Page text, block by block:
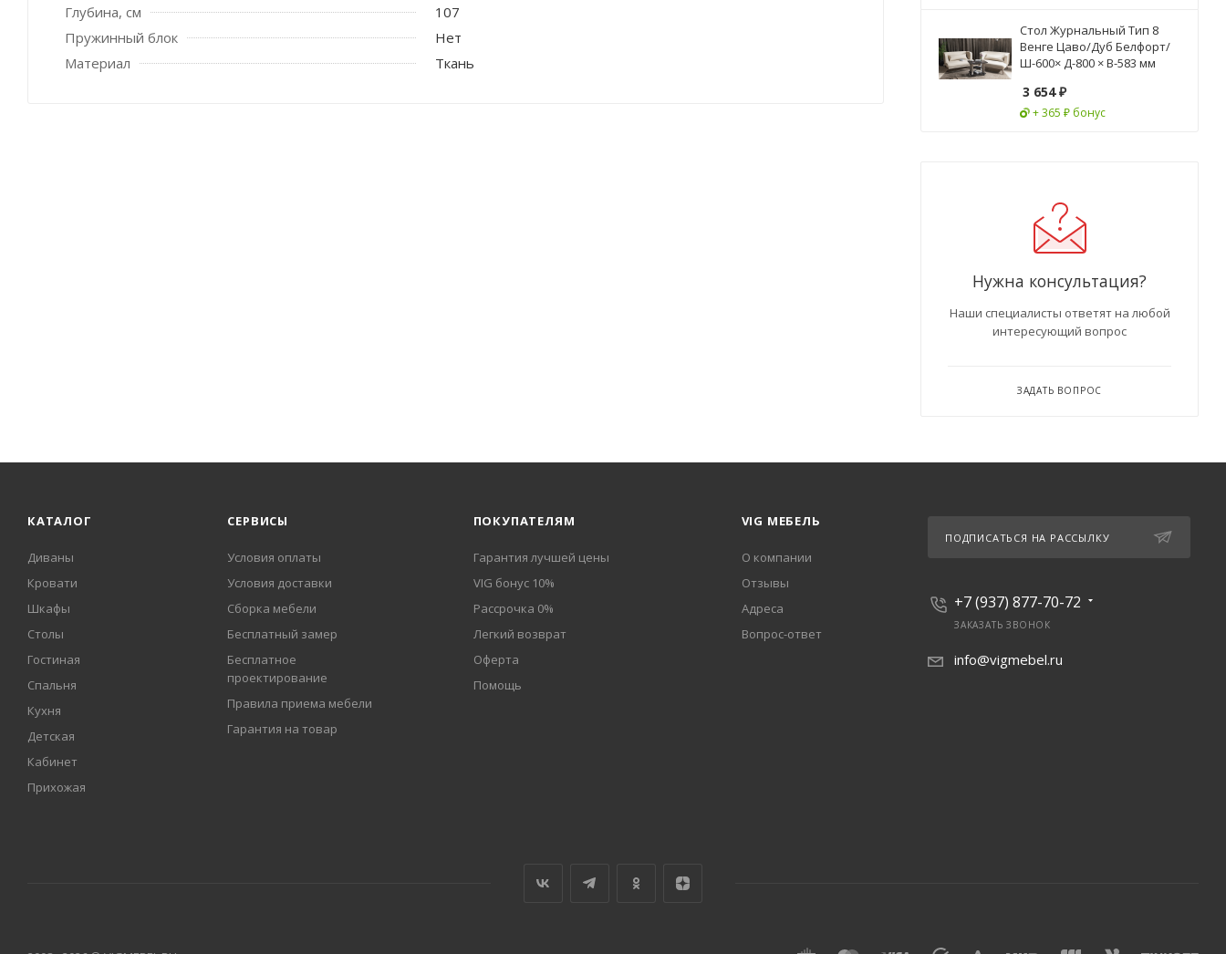
Глубина, см
107
Пружинный блок
Нет
Материал
Ткань
Стол Журнальный Тип 8
Венге Цаво/Дуб Белфорт/
Ш-600× Д-800 × В-583 мм
3 654₽
+ 365 ₽ бонус
Нужна консультация?
Наши специалисты ответят на любой
интересующий вопрос
ЗАДАТЬ ВОПРОС
КАТАЛОГ
Диваны
Кровати
Шкафы
Столы
Гостиная
Спальня
Кухня
Детская
Кабинет
Прихожая
СЕРВИСЫ
Условия оплаты
Условия доставки
Сборка мебели
Бесплатный замер
Бесплатное
проектирование
Правила приема мебели
Гарантия на товар
ПОКУПАТЕЛЯМ
Гарантия лучшей цены
VIG бонус 10%
Рассрочка 0%
Легкий возврат
Оферта
Помощь
VIG МЕБЕЛЬ
О компании
Отзывы
Адреса
Вопрос-ответ
ПОДПИСАТЬСЯ НА РАССЫЛКУ
+7 (937) 877-70-72
ЗАКАЗАТЬ ЗВОНОК
info@vigmebel.ru